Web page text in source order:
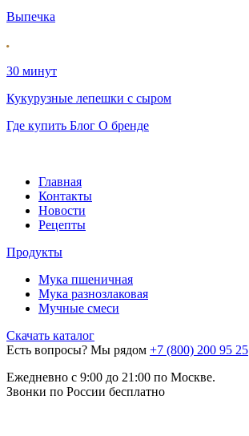
Выпечка
30 минут
Кукурузные лепешки с сыром
Где купить Блог О бренде
Главная
Контакты
Новости
Рецепты
Продукты
Мука пшеничная
Мука разнозлаковая
Мучные смеси
Скачать каталог
Есть вопросы? Мы рядом +7 (800) 200 95 25
Eжедневно с 9:00 до 21:00 по Москве.
Звонки по России бесплатно